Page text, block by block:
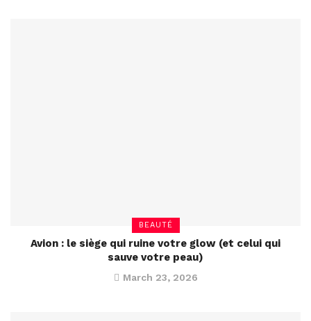
BEAUTÉ
Avion : le siège qui ruine votre glow (et celui qui
sauve votre peau)
March 23, 2026